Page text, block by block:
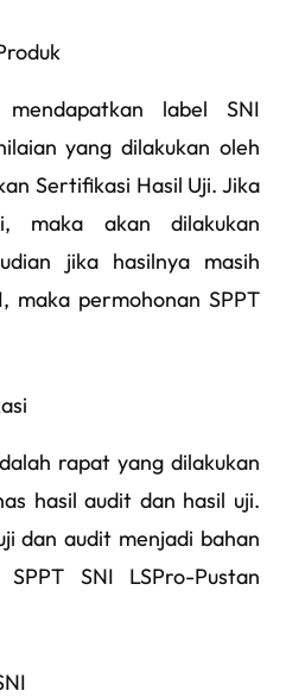
label SNI
yang dilakukan oleh
Sertifikasi Hasil Uji. Jika
maka akan dilakukan
jika hasilnya masih
maka permohonan SPPT
rapat yang dilakukan
hasil audit dan hasil uji.
dan audit menjadi bahan
SNI LSPro-Pustan